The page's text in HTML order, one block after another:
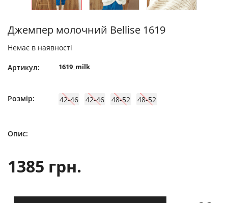
Джемпер молочний Bellise 1619
Немає в наявності
Артикул: 1619_milk
Розмір: 42-46 42-46 48-52 48-52
Опис:
1385 грн.